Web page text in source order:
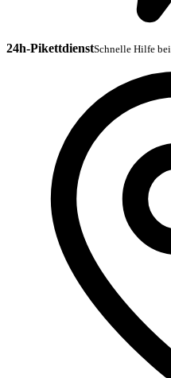
24h-PikettdienstSchnelle Hilfe